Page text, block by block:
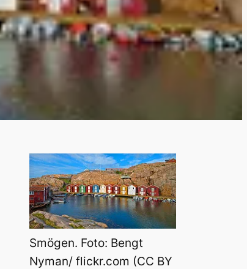
Smögen. Foto: Bengt
Nyman/ flickr.com (CC BY